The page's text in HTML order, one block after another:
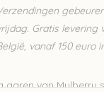
Gratis levering
vanaf 150 euro
garen van Mulberry